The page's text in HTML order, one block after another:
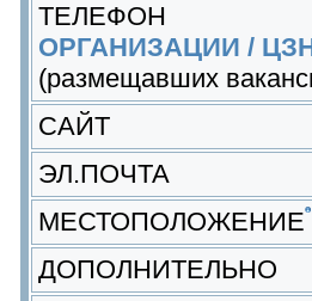
ТЕЛЕФОН
ОРГАНИЗАЦИИ /
(размещавших
САЙТ
ЭЛ.ПОЧТА
МЕСТОПОЛОЖЕНИЕ
ДОПОЛНИТЕЛЬНО